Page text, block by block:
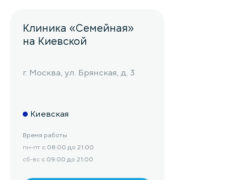
Клиника «Семейная»
на Киевской
г. Москва, ул. Брянская, д. 3
Киевская
Время работы
пн-пт с 08:00 до 21:00
сб-вс с 09:00 до 21:00